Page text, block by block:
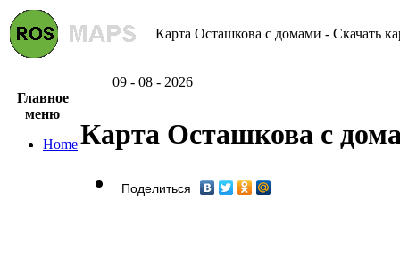
Карта Осташкова с домами - Скачать
09 - 08 - 2026
Главное
меню
HomeКарта Осташкова с
Поделиться